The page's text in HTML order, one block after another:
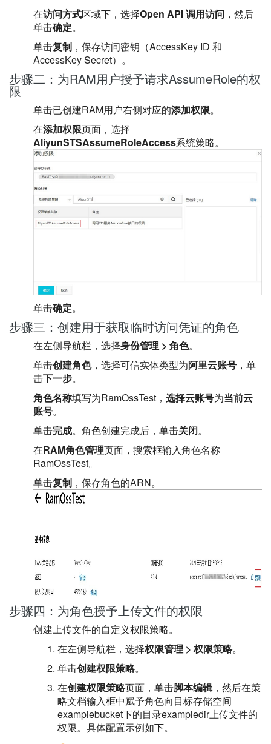
在访问方式区域下，选择Open API 调用访问 ，然后
单击确定。
单击复制 ，保存访问密钥（AccessKey ID 和
AccessKey Secret）。
步骤二：为RAM用户授予请求AssumeRole的权
限
单击已创建RAM用户右侧对应的添加权限。
在添加权限页面，选择
AliyunSTSAssumeRoleAccess系统策略。
单击确定。
步骤三：创建用于获取临时访问凭证的角色
在左侧导航栏，选择身份管理 > 角色。
单击创建角色，选择可信实体类型为阿里云账号 ，单
击下一步。
角色名称填写为RamOssTest， 选择云账号为当前云
账号。
单击完成。角色创建完成后，单击关闭。
在RAM角色管理页面，搜索框输入角色名称
RamOssTest。
单击复制 ，保存角色的ARN。
步骤四：为角色授予上传文件的权限
创建上传文件的自定义权限策略。
在左侧导航栏，选择权限管理 > 权限策略。
单击创建权限策略。
在创建权限策略页面，单击脚本编辑，然后在策
略文档输入框中赋予角色向目标存储空间
examplebucket下的目录exampledir上传文件的
权限。具体配置示例如下。